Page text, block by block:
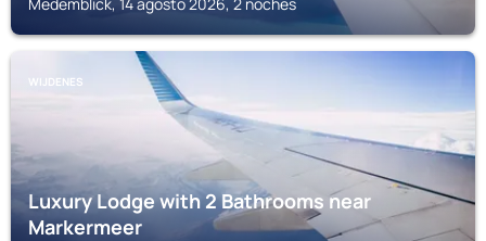
WIJDENES
Luxury Lodge with 2 Bathrooms near
Markermeer